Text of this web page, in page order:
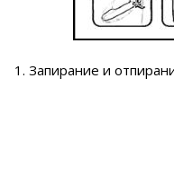
1. Запирание и